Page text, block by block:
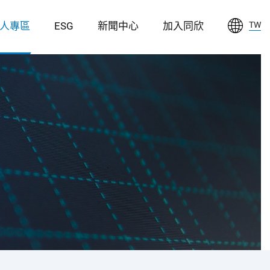
專區 ESG 新聞中心 加入同欣 TW